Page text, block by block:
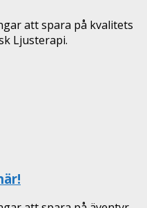
att spara på kvalitets
Ljusterapi.